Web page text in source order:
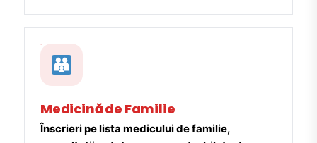
Medicină de Familie
Înscrieri pe lista medicului de familie,